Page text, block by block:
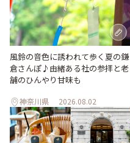
風鈴の音色に誘われて歩く夏の鎌
倉さんぽ♪由緒ある社の参拝と老
舗のひんやり甘味も
神奈川県 2026.08.02